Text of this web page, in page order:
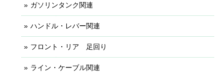
ガソリンタンク関連
ハンドル・レバー関連
フロント・リア 足回り
ライン・ケーブル関連